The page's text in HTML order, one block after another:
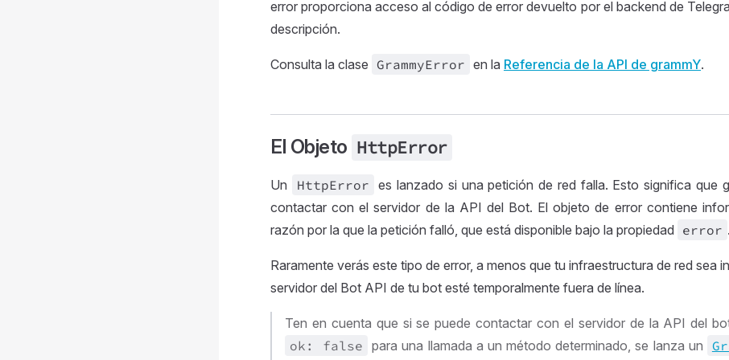
error proporciona acceso al código de error devuelto por el backend de
descripción.
Consulta la clase GrammyError en la Referencia de la API de grammY.
El Objeto HttpError
Un HttpError es lanzado si una petición de red falla. Esto significa que
contactar con el servidor de la API del Bot. El objeto de error contiene
razón por la que la petición falló, que está disponible bajo la propiedad error .
Raramente verás este tipo de error, a menos que tu infraestructura de red sea
servidor del Bot API de tu bot esté temporalmente fuera de línea.
Ten en cuenta que si se puede contactar con el servidor de la API del
ok:
false para una llamada a un método determinado, se lanza un